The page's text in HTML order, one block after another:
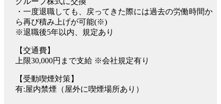
・一度退職しても、戻ってきた際には過去の労働時間か
ら再び積み上げが可能(※)
※退職後5年以内、規定あり
【交通費】
上限30,000円まで支給 ※会社規定有り
【受動喫煙対策】
有:屋内禁煙（屋外に喫煙場所あり）